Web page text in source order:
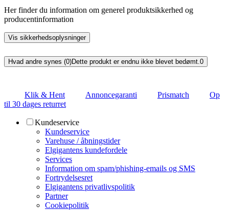
Her finder du information om generel produktsikkerhed og
producentinformation
Vis sikkerhedsoplysninger
Hvad andre synes (0)Dette produkt er endnu ikke blevet bedømt. 0
Klik & Hent Annoncegaranti Prismatch
Op
til 30 dages returret
Kundeservice
Kundeservice
Varehuse / åbningstider
Elgigantens kundefordele
Services
Information om spam/phishing-emails og SMS
Fortrydelsesret
Elgigantens privatlivspolitik
Partner
Cookiepolitik